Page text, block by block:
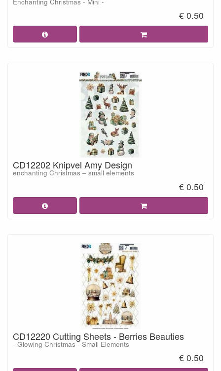
€ 0.50
CD12202 Knipvel Amy Design
enchanting Christmas – small elements
€ 0.50
CD12220 Cutting Sheets - Berries Beauties
- Glowing Christmas - Small Elements
€ 0.50